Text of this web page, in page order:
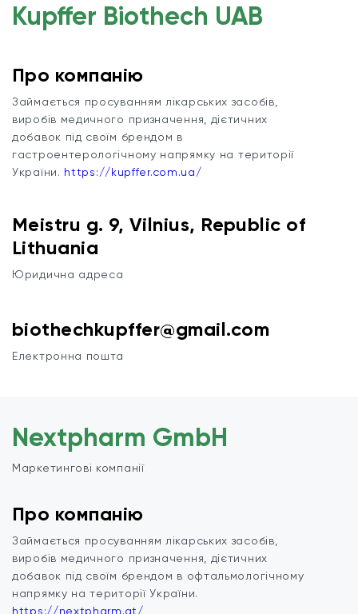
Kupffer Biothech UAB
Про компанію
Займається просуванням лікарських засобів,
виробів медичного призначення, дієтичних
добавок під своїм брендом в
гастроентерологічному напрямку на території
України. https://kupffer.com.ua/
Meistru g. 9, Vilnius, Republic of
Lithuania
Юридична адреса
biothechkupffer@gmail.com
Електронна пошта
Nextpharm GmbH
Маркетингові компанії
Про компанію
Займається просуванням лікарських засобів,
виробів медичного призначення, дієтичних
добавок під своїм брендом в офтальмологічному
напрямку на території України.
https://nextpharm.at/